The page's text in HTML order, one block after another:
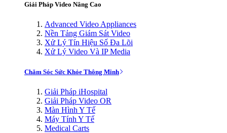
Giải Pháp Video Nâng Cao
Advanced Video Appliances
Nền Tảng Giám Sát Video
Xử Lý Tín Hiệu Số Đa Lõi
Xử Lý Video Và IP Media
Chăm Sóc Sức Khỏe Thông Minh
Giải Pháp iHospital
Giải Pháp Video OR
Màn Hình Y Tế
Máy Tính Y Tế
Medical Carts